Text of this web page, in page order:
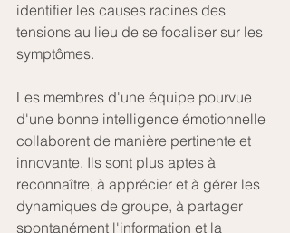
identifier les causes racines des
tensions au lieu de se focaliser sur les
symptômes.
Les membres d'une équipe pourvue
d'une bonne intelligence émotionnelle
collaborent de manière pertinente et
innovante. Ils sont plus aptes à
reconnaître, à apprécier et à gérer les
dynamiques de groupe, à partager
spontanément l'information et la